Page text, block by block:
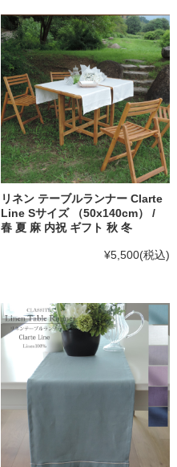
リネン テーブルランナー Clarte
Line Sサイズ （50x140cm） /
春 夏 麻 内祝 ギフト 秋 冬
¥5,500(税込)